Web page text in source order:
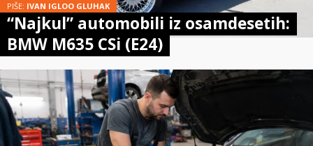
PIŠE: IVAN IGLOO GLUHAK
“Najkul” automobili iz osamdesetih:
BMW M635 CSi (E24)